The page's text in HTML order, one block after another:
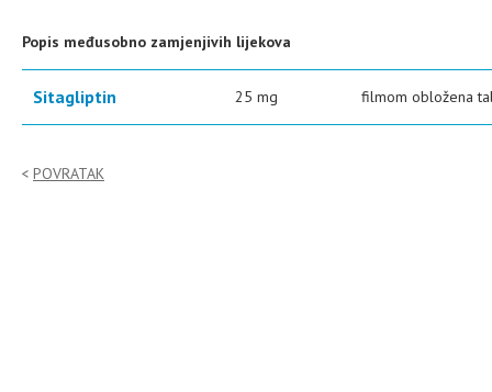
Popis međusobno zamjenjivih lijekova
Sitagliptin 25 mg filmom obložena
POVRATAK